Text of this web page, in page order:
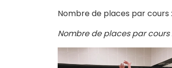
Nombre de places par cours
Nombre de places par cours